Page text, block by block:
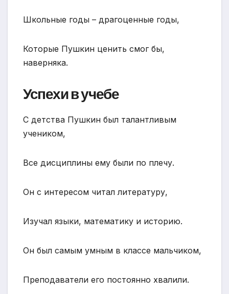
Школьные годы – драгоценные годы,
Которые Пушкин ценить смог бы,
наверняка.
Успехи в учебе
С детства Пушкин был талантливым
учеником,
Все дисциплины ему были по плечу.
Он с интересом читал литературу,
Изучал языки, математику и историю.
Он был самым умным в классе мальчиком,
Преподаватели его постоянно хвалили.